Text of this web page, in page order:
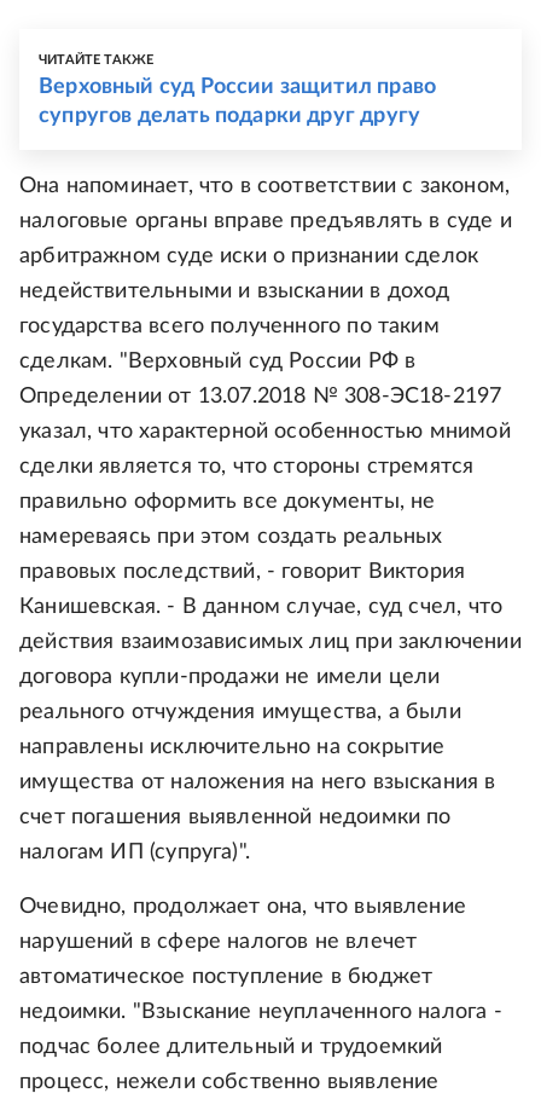
ЧИТАЙТЕ ТАКЖЕ
Верховный суд России защитил право
супругов делать подарки друг другу
Она напоминает, что в соответствии с законом,
налоговые органы вправе предъявлять в суде и
арбитражном суде иски о признании сделок
недействительными и взыскании в доход
государства всего полученного по таким
сделкам. "Верховный суд России РФ в
Определении от 13.07.2018 № 308-ЭС18-2197
указал, что характерной особенностью мнимой
сделки является то, что стороны стремятся
правильно оформить все документы, не
намереваясь при этом создать реальных
правовых последствий, - говорит Виктория
Канишевская. - В данном случае, суд счел, что
действия взаимозависимых лиц при заключении
договора купли-продажи не имели цели
реального отчуждения имущества, а были
направлены исключительно на сокрытие
имущества от наложения на него взыскания в
счет погашения выявленной недоимки по
налогам ИП (супруга)".
Очевидно, продолжает она, что выявление
нарушений в сфере налогов не влечет
автоматическое поступление в бюджет
недоимки. "Взыскание неуплаченного налога -
подчас более длительный и трудоемкий
процесс, нежели собственно выявление